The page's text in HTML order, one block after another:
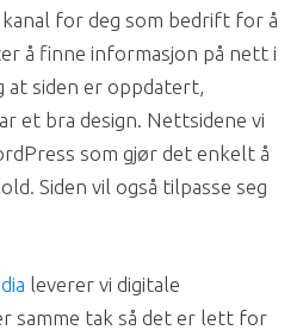
for deg som bedrift for å
å finne informasjon på nett i
at siden er oppdatert,
et bra design. Nettsidene vi
som gjør det enkelt å
Siden vil også tilpasse seg
leverer vi digitale
samme tak så det er lett for